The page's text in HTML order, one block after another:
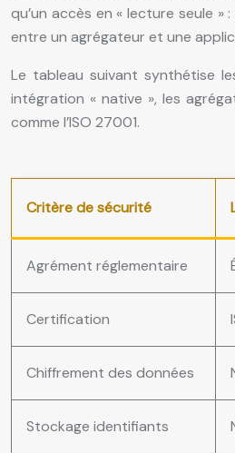
qu’un accès en « lecture seule
entre un agrégateur et une
Le tableau suivant synthétise
intégration « native », les
comme l’ISO 27001.
Critère de sécurité
Agrément réglementaire
Certification
Chiffrement des données
Stockage identifiants